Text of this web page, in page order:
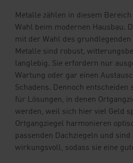
Metalle zählen in diesem
Wahl beim modernen Hausbau.
mit der Wahl des
Metalle sind robust,
langlebig. Sie erfordern nur
Wartung oder gar einen
Schadens. Dennoch entscheiden
für Lösungen, in denen
werden, weil sich hier viel Geld
Ortgangziegel harmonieren
passenden Dachziegeln und sind
wirkungsvoll, sodass sie eine